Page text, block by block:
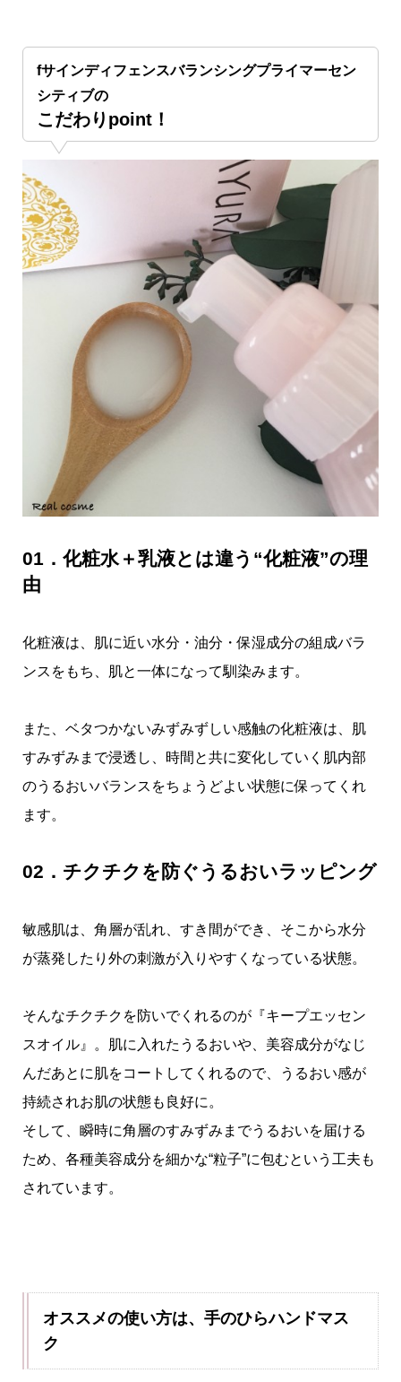
fサインディフェンスバランシングプライマーセン
シティブの
こだわりpoint！
01．化粧水＋乳液とは違う“化粧液”の理
由
化粧液は、肌に近い水分・油分・保湿成分の組成バラ
ンスをもち、肌と一体になって馴染みます。
また、ベタつかないみずみずしい感触の化粧液は、肌
すみずみまで浸透し、時間と共に変化していく肌内部
のうるおいバランスをちょうどよい状態に保ってくれ
ます。
02．チクチクを防ぐうるおいラッピング
敏感肌は、角層が乱れ、すき間ができ、そこから水分
が蒸発したり外の刺激が入りやすくなっている状態。
そんなチクチクを防いでくれるのが『キープエッセン
スオイル』。肌に入れたうるおいや、美容成分がなじ
んだあとに肌をコートしてくれるので、うるおい感が
持続されお肌の状態も良好に。
そして、瞬時に角層のすみずみまでうるおいを届ける
ため、各種美容成分を細かな“粒子”に包むという工夫も
されています。
オススメの使い方は、手のひらハンドマス
ク